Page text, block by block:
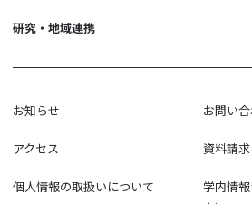
研究・地域連携
お知らせ お問い
アクセス 資料請求
個人情報の取扱いについて
学内情